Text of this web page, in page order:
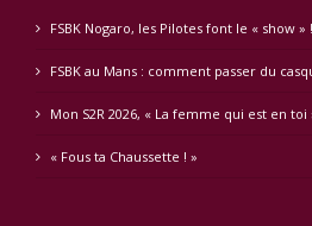
FSBK Nogaro, les Pilotes font le « show » !
FSBK au Mans : comment passer du
Mon S2R 2026, « La femme qui est en toi
« Fous ta Chaussette ! »